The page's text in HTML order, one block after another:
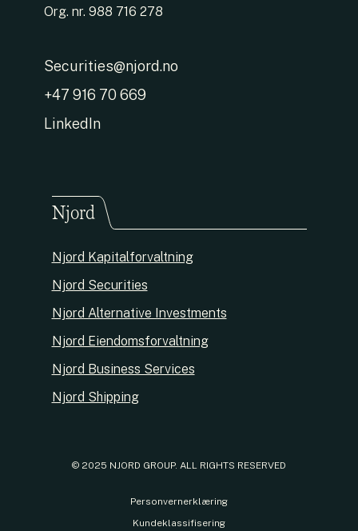
Org. nr. 988 716 278
Securities@njord.no
+47 916 70 669
LinkedIn
Njord
Njord Kapitalforvaltning
Njord Securities
Njord Alternative Investments
Njord Eiendomsforvaltning
Njord Business Services
Njord Shipping
© 2025 NJORD GROUP. ALL RIGHTS RESERVED
Personvernerklæring
Kundeklassifisering